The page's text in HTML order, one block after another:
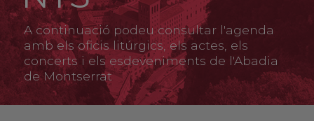
Actualitat
Fundació
Visita'ns
Ofrenes
A continuació podeu consultar l'agenda
amb els oficis litúrgics, els actes, els
concerts i els esdeveniments de l'Abadia
de Montserrat